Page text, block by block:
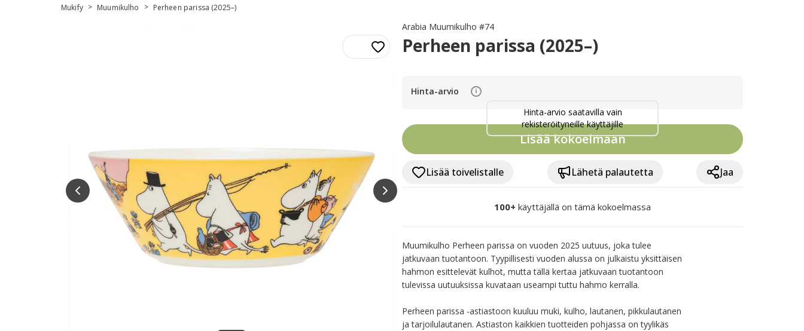
Mukify > Muumikulho > Perheen parissa (2025–)
Arabia Muumikulho #74
Perheen parissa (2025–)
Hinta-arvio i
Hinta-arvio saatavilla vain
rekisteröityneille käyttäjille
Lisää kokoelmaan
Lisää toivelistalle Lähetä palautetta Jaa
100+ käyttäjällä on tämä kokoelmassa
Muumikulho Perheen parissa on vuoden 2025 uutuus, joka tulee
jatkuvaan tuotantoon. Tyypillisesti vuoden alussa on julkaistu yksittäisen
hahmon esittelevät kulhot, mutta tällä kertaa jatkuvaan tuotantoon
tulevissa uutuuksissa kuvataan useampi tuttu hahmo kerralla.
Perheen parissa -astiastoon kuuluu muki, kulho, lautanen, pikkulautanen
ja tarjoilulautanen. Astiaston kaikkien tuotteiden pohjassa on tyylikäs